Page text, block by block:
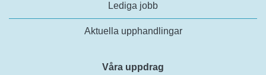
Lediga jobb
Aktuella upphandlingar
Våra uppdrag